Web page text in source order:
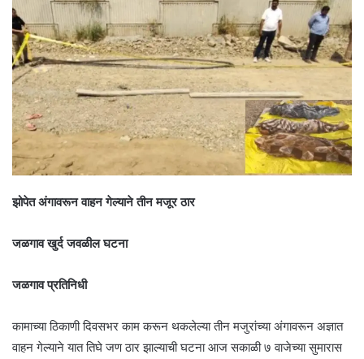
झोपेत अंगावरून वाहन गेल्याने तीन मजूर ठार
जळगाव खुर्द जवळील घटना
जळगाव प्रतिनिधी
कामाच्या ठिकाणी दिवसभर काम करून थकलेल्या तीन मजुरांच्या अंगावरून अज्ञात
वाहन गेल्याने यात तिघे जण ठार झाल्याची घटना आज सकाळी ७ वाजेच्या सुमारास